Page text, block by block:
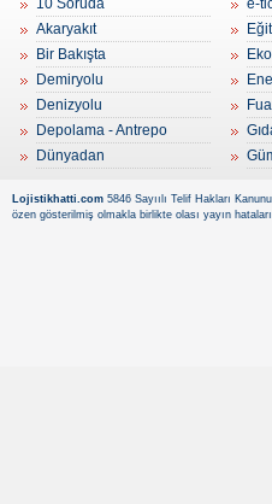
10 Soruda
Akaryakıt
Bir Bakışta
Demiryolu
Denizyolu
Depolama - Antrepo
Dünyadan
e-
Lojistikhatti.com 5846 Sayıılı Telif Hakları
özen gösterilmiş olmakla birlikte olası yayın